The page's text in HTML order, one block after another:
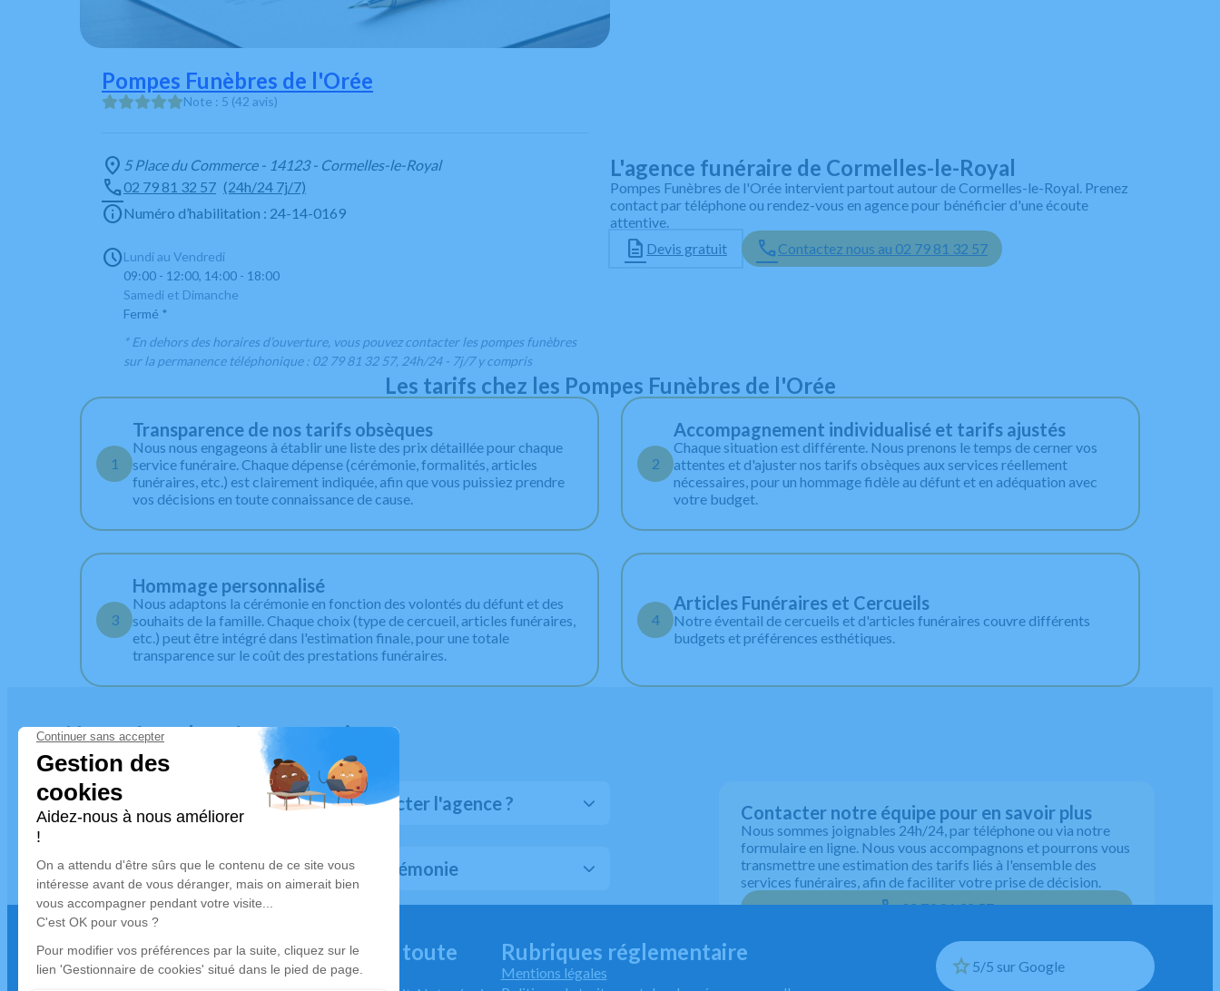
L'agence funéraire de Cormelles-le-Royal
Pompes Funèbres de l'Orée intervient partout autour de Cormelles-le-Royal. Prenez
contact par téléphone ou rendez-vous en agence pour bénéficier d'une écoute
attentive.
Devis gratuit
Contactez nous au 02 79 81 32 57
Pompes Funèbres de l'Orée
Note : 5 (42 avis)
5 Place du Commerce - 14123 - Cormelles-le-Royal
02 79 81 32 57 (24h/24 7j/7)
Numéro d’habilitation : 24-14-0169
Lundi au Vendredi
09:00 - 12:00, 14:00 - 18:00
Samedi et Dimanche
Fermé *
* En dehors des horaires d’ouverture, vous pouvez contacter les pompes funèbres
sur la permanence téléphonique : 02 79 81 32 57, 24h/24 - 7j/7 y compris
Les tarifs chez les Pompes Funèbres de l'Orée
1
Transparence de nos tarifs obsèques
Nous nous engageons à établir une liste des prix détaillée pour chaque
service funéraire. Chaque dépense (cérémonie, formalités, articles
funéraires, etc.) est clairement indiquée, afin que vous puissiez prendre
vos décisions en toute connaissance de cause.
2
Accompagnement individualisé et tarifs ajustés
Chaque situation est différente. Nous prenons le temps de cerner vos
attentes et d'ajuster nos tarifs obsèques aux services réellement
nécessaires, pour un hommage fidèle au défunt et en adéquation avec
votre budget.
3
Hommage personnalisé
Nous adaptons la cérémonie en fonction des volontés du défunt et des
souhaits de la famille. Chaque choix (type de cercueil, articles funéraires,
etc.) peut être intégré dans l'estimation finale, pour une totale
transparence sur le coût des prestations funéraires.
4
Articles Funéraires et Cercueils
Notre éventail de cercueils et d'articles funéraires couvre différents
budgets et préférences esthétiques.
Nous répondons à vos questions
À quel moment faut-il contacter l'agence ?
Préparation d'une cérémonie
Quelles sont les démarches administratives à finaliser ?
Contacter notre équipe pour en savoir plus
Nous sommes joignables 24h/24, par téléphone ou via notre
formulaire en ligne. Nous vous accompagnons et pourrons vous
transmettre une estimation des tarifs liés à l'ensemble des
services funéraires, afin de faciliter votre prise de décision.
02 79 81 32 57
Nous restons à votre écoute pour toute
urgence décès, 24h sur 24.
Rubriques réglementaire
Mentions légales
5/5 sur Google